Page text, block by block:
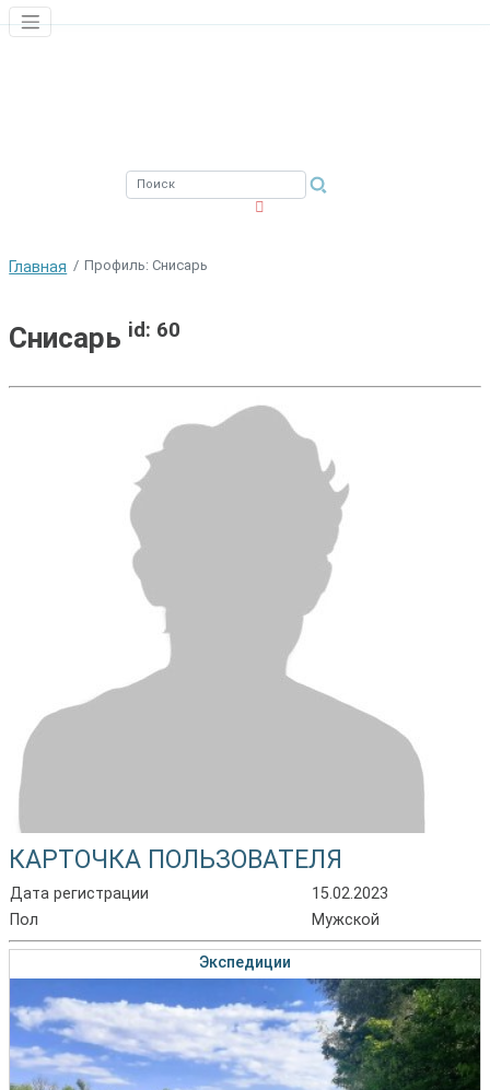
Главная Профиль: Снисарь
Снисарь id: 60
КАРТОЧКА ПОЛЬЗОВАТЕЛЯ
Дата регистрации
15.02.2023
Пол
Мужской
Экспедиции